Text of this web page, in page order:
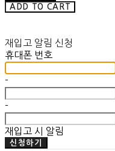
ADD TO CART
재입고 알림 신청
휴대폰 번호
-
-
재입고 시 알림
신청하기